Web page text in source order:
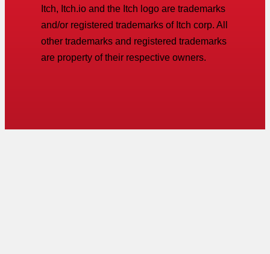
Itch, Itch.io and the Itch logo are trademarks
and/or registered trademarks of Itch corp. All
other trademarks and registered trademarks
are property of their respective owners.